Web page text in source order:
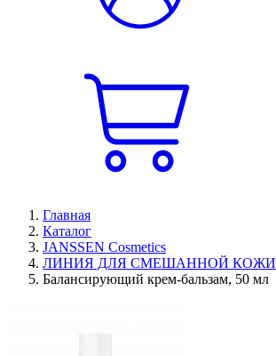
Главная
Каталог
JANSSEN Cosmetics
ЛИНИЯ ДЛЯ СМЕШАННОЙ КОЖИ
Балансирующий крем-бальзам, 50 мл